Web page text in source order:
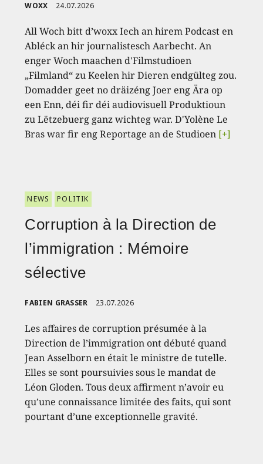
WOXX 24.07.2026
All Woch bitt d’woxx Iech an hirem Podcast en
Abléck an hir journalistesch Aarbecht. An
enger Woch maachen d'Filmstudioen
„Filmland“ zu Keelen hir Dieren endgülteg zou.
Domadder geet no dräizéng Joer eng Ära op
een Enn, déi fir déi audiovisuell Produktioun
zu Lëtzebuerg ganz wichteg war. D'Yolène Le
Bras war fir eng Reportage an de Studioen [+]
NEWS POLITIK
Corruption à la Direction de
l’immigration : Mémoire
sélective
FABIEN GRASSER 23.07.2026
Les affaires de corruption présumée à la
Direction de l’immigration ont débuté quand
Jean Asselborn en était le ministre de tutelle.
Elles se sont poursuivies sous le mandat de
Léon Gloden. Tous deux affirment n’avoir eu
qu’une connaissance limitée des faits, qui sont
pourtant d’une exceptionnelle gravité.